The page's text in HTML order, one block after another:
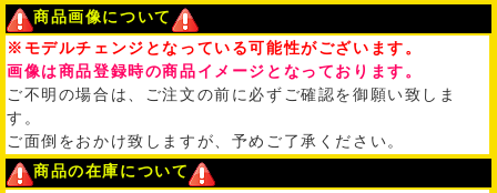
商品画像について
※モデルチェンジとなっている可能性がございます。
画像は商品登録時の商品イメージとなっております。
ご不明の場合は、ご注文の前に必ずご確認を御願い致しま
す。
ご面倒をおかけ致しますが、予めご了承ください。
商品の在庫について